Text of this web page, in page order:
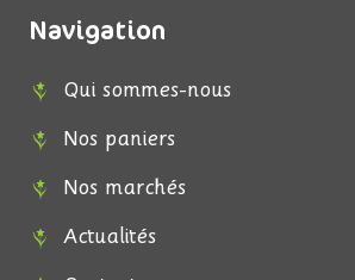
Navigation
Qui sommes-nous
Nos paniers
Nos marchés
Actualités